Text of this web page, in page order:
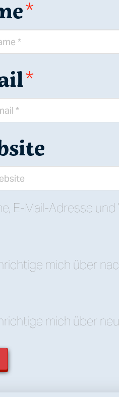
*
*
E-Mail-Adresse
mich über
mich über